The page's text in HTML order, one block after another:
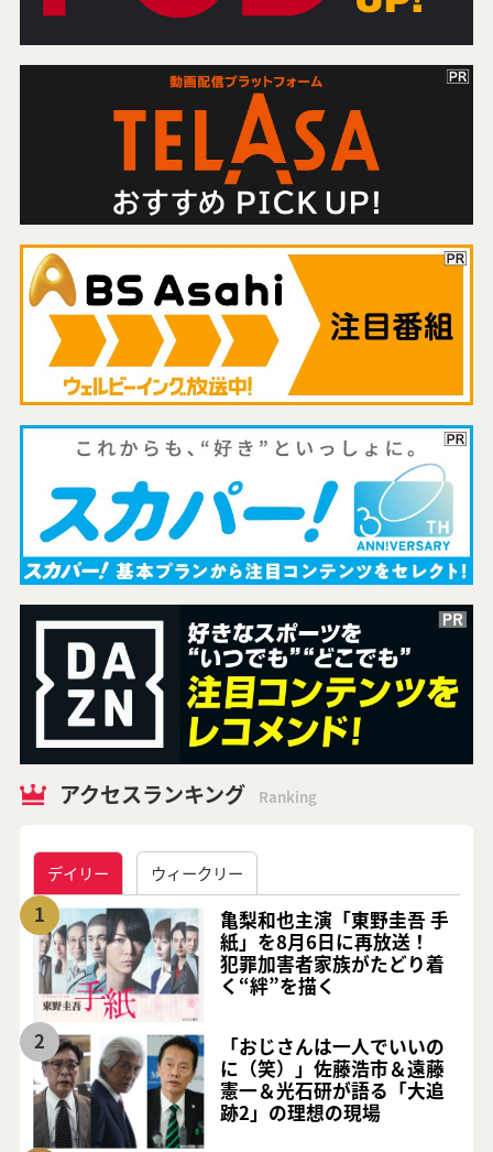
アクセスランキング Ranking
デイリー ウィークリー
1
亀梨和也主演「東野圭吾 手
紙」を8月6日に再放送！
犯罪加害者家族がたどり着
く“絆”を描く
2
「おじさんは一人でいいの
に（笑）」佐藤浩市＆遠藤
憲一＆光石研が語る「大追
跡2」の理想の現場